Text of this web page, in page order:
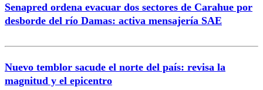
Senapred ordena evacuar dos sectores de Carahue por
desborde del río Damas: activa mensajería SAE
Nuevo temblor sacude el norte del país: revisa la
magnitud y el epicentro